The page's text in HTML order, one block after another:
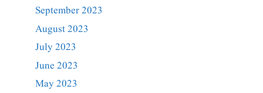
September 2023
August 2023
July 2023
June 2023
May 2023